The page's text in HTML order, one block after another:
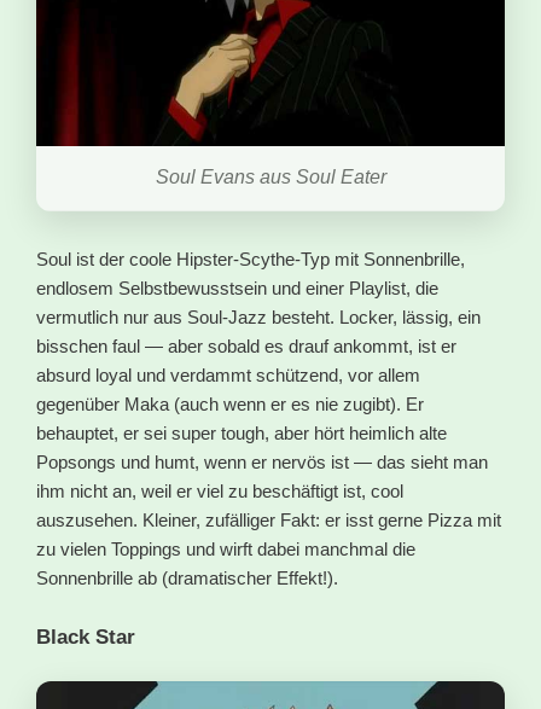
Soul Evans aus Soul Eater
Soul ist der coole Hipster-Scythe-Typ mit Sonnenbrille,
endlosem Selbstbewusstsein und einer Playlist, die
vermutlich nur aus Soul-Jazz besteht. Locker, lässig, ein
bisschen faul — aber sobald es drauf ankommt, ist er
absurd loyal und verdammt schützend, vor allem
gegenüber Maka (auch wenn er es nie zugibt). Er
behauptet, er sei super tough, aber hört heimlich alte
Popsongs und humt, wenn er nervös ist — das sieht man
ihm nicht an, weil er viel zu beschäftigt ist, cool
auszusehen. Kleiner, zufälliger Fakt: er isst gerne Pizza mit
zu vielen Toppings und wirft dabei manchmal die
Sonnenbrille ab (dramatischer Effekt!).
Black Star